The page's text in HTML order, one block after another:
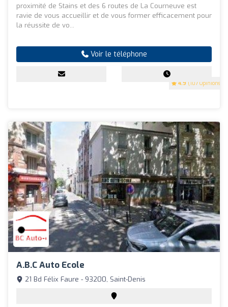
4.9 (107 Opinions)
proximité de Stains et des 6 routes de La Courneuve est
ravie de vous accueillir et de vous former efficacement pour
la réussite de vo...
Voir le téléphone
A.b.c Auto Ecole
21 Bd Félix Faure - 93200, Saint-Denis